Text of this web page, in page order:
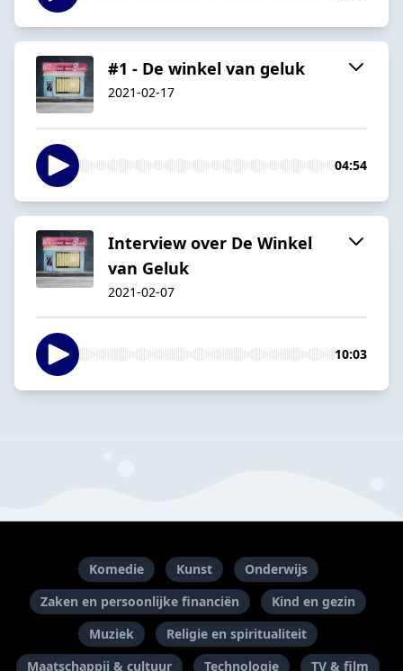
#1 - De winkel van geluk
2021-02-17
04:54
Interview over De Winkel
van Geluk
2021-02-07
10:03
Komedie Kunst
Onderwijs
Zaken en persoonlijke financiën
Kind en gezin
Muziek
Religie en spiritualiteit
Maatschappij & cultuur
Technologie TV & film